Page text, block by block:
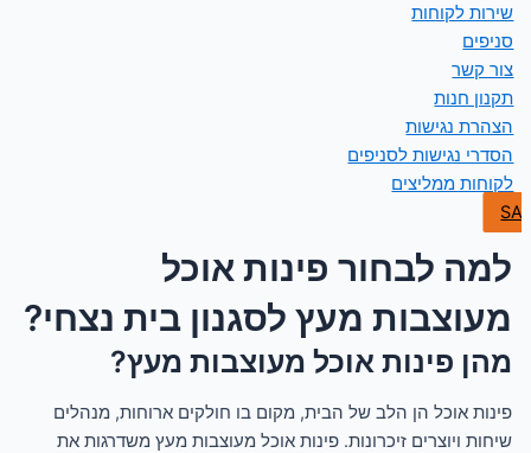
שירות לקוחות
סניפים
צור קשר
תקנון חנות
הצהרת נגישות
הסדרי נגישות לסניפים
לקוחות ממליצים
למה לבחור פינות אוכל
מעוצבות מעץ לסגנון בית נצחי?
מהן פינות אוכל מעוצבות מעץ?
פינות אוכל הן הלב של הבית, מקום בו חולקים ארוחות, מנהלים
שיחות ויוצרים זיכרונות. פינות אוכל מעוצבות מעץ משדרגות את